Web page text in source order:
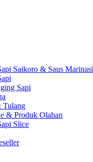
Saikoro & Saus Marinasi
Sapi
Tulang
& Produk Olahan
Slice